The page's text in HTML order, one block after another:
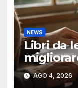
NEWS
Libri da
AGO 4, 2026